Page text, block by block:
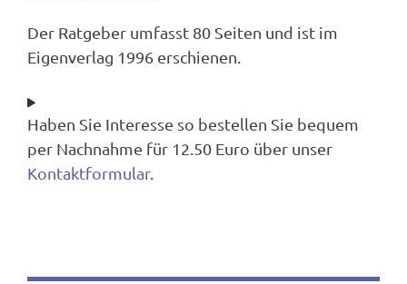
Der Ratgeber umfasst 80 Seiten und ist im
Eigenverlag 1996 erschienen.
Haben Sie Interesse so bestellen Sie bequem
per Nachnahme für 12.50 Euro über unser
Kontaktformular.